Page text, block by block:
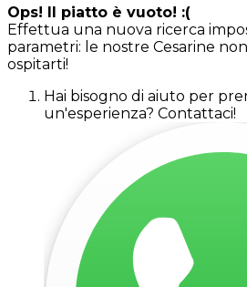
Ops! Il piatto è vuoto! :(
Effettua una nuova ricerca
parametri: le nostre Cesarine
ospitarti!
Hai bisogno di aiuto per
un'esperienza? Contattaci!